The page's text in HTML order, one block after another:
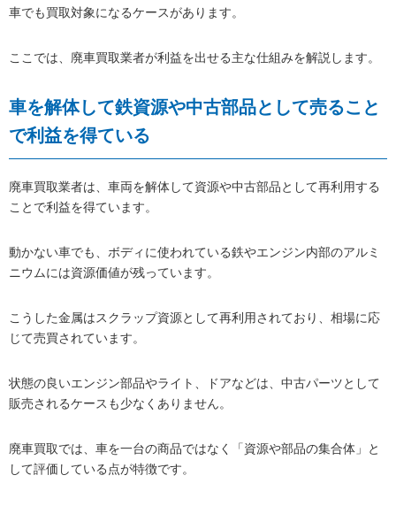
車でも買取対象になるケースがあります。
ここでは、廃車買取業者が利益を出せる主な仕組みを解説します。
車を解体して鉄資源や中古部品として売ること
で利益を得ている
廃車買取業者は、車両を解体して資源や中古部品として再利用する
ことで利益を得ています。
動かない車でも、ボディに使われている鉄やエンジン内部のアルミ
ニウムには資源価値が残っています。
こうした金属はスクラップ資源として再利用されており、相場に応
じて売買されています。
状態の良いエンジン部品やライト、ドアなどは、中古パーツとして
販売されるケースも少なくありません。
廃車買取では、車を一台の商品ではなく「資源や部品の集合体」と
して評価している点が特徴です。